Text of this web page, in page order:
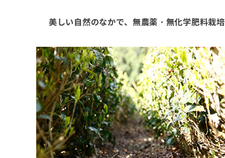
美しい自然のなかで、無農薬・無化学肥料栽